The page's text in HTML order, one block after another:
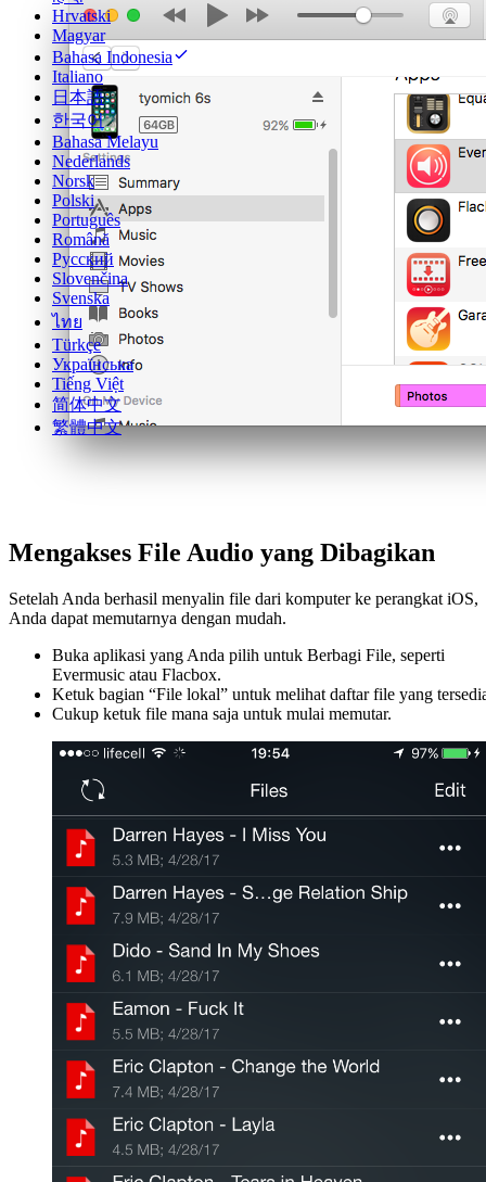
Hrvatski
Magyar
Bahasa Indonesia
Italiano
日本語
한국어
Bahasa Melayu
Nederlands
Norsk
Polski
Português
Română
Русский
Slovenčina
Svenska
ไทย
Türkçe
Українська
Tiếng Việt
简体中文
繁體中文
Mengakses File Audio yang Dibagikan
Setelah Anda berhasil menyalin file dari komputer ke perangkat iOS,
Anda dapat memutarnya dengan mudah.
Buka aplikasi yang Anda pilih untuk Berbagi File, seperti
Evermusic atau Flacbox.
Ketuk bagian “File lokal” untuk melihat daftar file yang
Cukup ketuk file mana saja untuk mulai memutar.